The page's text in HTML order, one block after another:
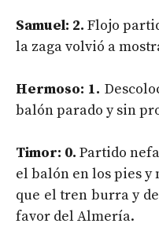
Samuel: 2. Flojo
la zaga volvió a
Hermoso: 1.
balón parado y sin
Timor: 0. Partido
el balón en los pies y
que el tren burra y
favor del Almería.